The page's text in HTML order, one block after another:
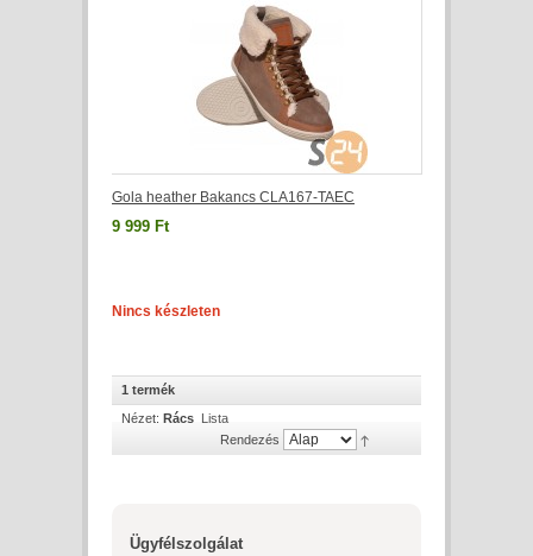
Gola heather Bakancs CLA167-TAEC
9 999 Ft
Nincs készleten
1 termék
Nézet: Rács Lista
Rendezés
Ügyfélszolgálat